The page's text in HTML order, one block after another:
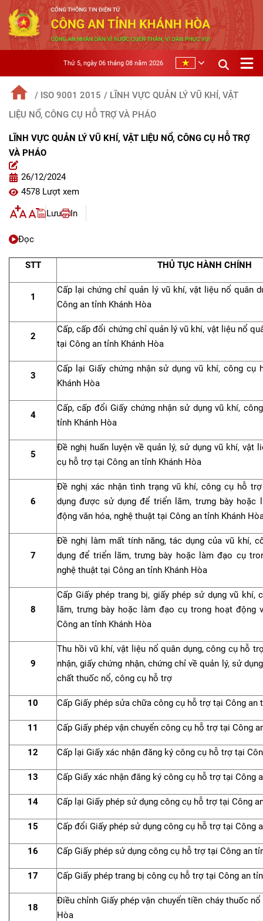
Thứ 5, ngày 06 tháng 08 năm 2026
/ ISO 9001 2015 / LĨNH VỰC QUẢN LÝ VŨ KHÍ, VẬT
LIỆU NỔ, CÔNG CỤ HỖ TRỢ VÀ PHÁO
LĨNH VỰC QUẢN LÝ VŨ KHÍ, VẬT LIỆU NỔ, CÔNG CỤ HỖ TRỢ
VÀ PHÁO
26/12/2024
4578 Lượt xem
Lưu In
Đọc
STT THỦ TỤC HÀNH CHÍNH
1
Cấp lại chứng chỉ quản lý vũ khí, vật liệu nổ quân
Công an tỉnh Khánh Hòa
2
Cấp, cấp đổi chứng chỉ quản lý vũ khí, vật liệu nổ
tại Công an tỉnh Khánh Hòa
3
Cấp lại Giấy chứng nhận sử dụng vũ khí, công cụ
Khánh Hòa
4
Cấp, cấp đổi Giấy chứng nhận sử dụng vũ khí,
tỉnh Khánh Hòa
5
Đề nghị huấn luyện về quản lý, sử dụng vũ khí, vật
cụ hỗ trợ tại Công an tỉnh Khánh Hòa
6
Đề nghị xác nhận tình trạng vũ khí, công cụ hỗ
dụng được sử dụng để triển lãm, trưng bày hoặc
động văn hóa, nghệ thuật tại Công an tỉnh Khánh
7
Đề nghị làm mất tính năng, tác dụng của vũ khí,
dụng để triển lãm, trưng bày hoặc làm đạo cụ
nghệ thuật tại Công an tỉnh Khánh Hòa
8
Cấp Giấy phép trang bị, giấy phép sử dụng vũ khí,
lãm, trưng bày hoặc làm đạo cụ trong hoạt động
Công an tỉnh Khánh Hòa
9
Thu hồi vũ khí, vật liệu nổ quân dụng, công cụ hỗ
nhận, giấy chứng nhận, chứng chỉ về quản lý, sử
chất thuốc nổ, công cụ hỗ trợ
10 Cấp Giấy phép sửa chữa công cụ hỗ trợ tại Công an
11 Cấp Giấy phép vận chuyển công cụ hỗ trợ tại Công
12 Cấp lại Giấy xác nhận đăng ký công cụ hỗ trợ tại
13 Cấp Giấy xác nhận đăng ký công cụ hỗ trợ tại Công
14 Cấp lại Giấy phép sử dụng công cụ hỗ trợ tại Công
15 Cấp đổi Giấy phép sử dụng công cụ hỗ trợ tại Công
16 Cấp Giấy phép sử dụng công cụ hỗ trợ tại Công an
17 Cấp Giấy phép trang bị công cụ hỗ trợ tại Công an
18
Điều chỉnh Giấy phép vận chuyển tiền cháy thuốc
Hòa